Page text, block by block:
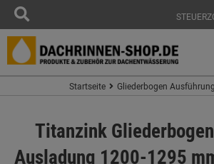
Startseite Gliederbogen
Titanzink
Ausladung 1200-1295